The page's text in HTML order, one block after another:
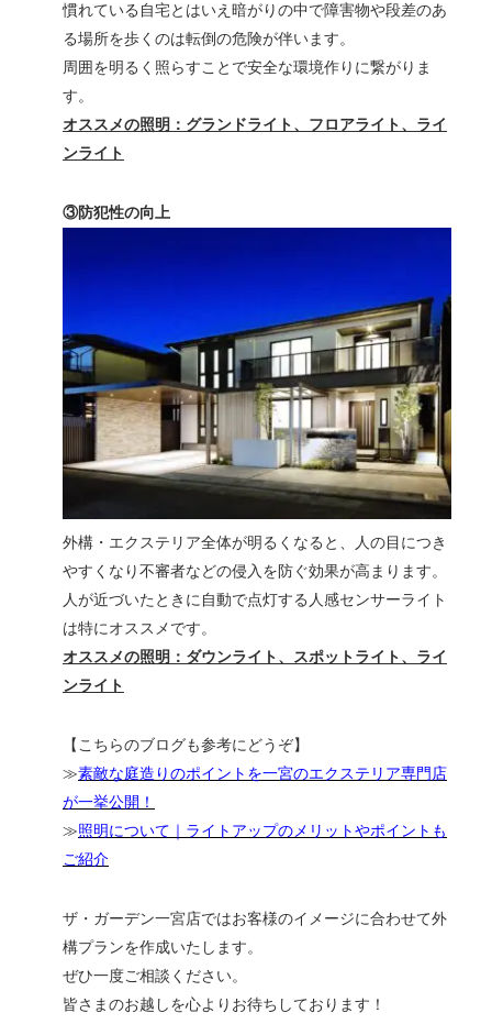
慣れている自宅とはいえ暗がりの中で障害物や段差のあ
る場所を歩くのは転倒の危険が伴います。
周囲を明るく照らすことで安全な環境作りに繋がりま
す。
オススメの照明：グランドライト、フロアライト、ライ
ンライト
③防犯性の向上
外構・エクステリア全体が明るくなると、人の目につき
やすくなり不審者などの侵入を防ぐ効果が高まります。
人が近づいたときに自動で点灯する人感センサーライト
は特にオススメです。
オススメの照明：ダウンライト、スポットライト、ライ
ンライト
【こちらのブログも参考にどうぞ】
≫素敵な庭造りのポイントを一宮のエクステリア専門店
が一挙公開！
≫照明について｜ライトアップのメリットやポイントも
ご紹介
ザ・ガーデン一宮店ではお客様のイメージに合わせて外
構プランを作成いたします。
ぜひ一度ご相談ください。
皆さまのお越しを心よりお待ちしております！